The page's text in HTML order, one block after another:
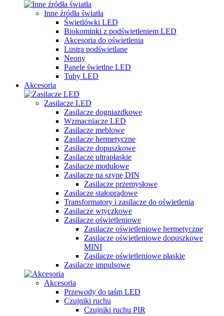
Inne źródła światła
Świetlówki LED
Biokominki z podświetleniem LED
Akcesoria do oświetlenia
Lustra podświetlane
Neony
Panele świetlne LED
Tuby LED
Akcesoria
Zasilacze LED
Zasilacze dogniazdkowe
Wzmacniacze LED
Zasilacze meblowe
Zasilacze hermetyczne
Zasilacze dopuszkowe
Zasilacze ultrapłaskie
Zasilacze modułowe
Zasilacze na szynę DIN
Zasilacze przemysłowe
Zasilacze stałoprądowe
Transformatory i zasilacze do oświetlenia
Zasilacze wtyczkowe
Zasilacze oświetleniowe
Zasilacze oświetleniowe hermetyczne
Zasilacze oświetleniowe dopuszkowe
MINI
Zasilacze oświetleniowe płaskie
Zasilacze impulsowe
Akcesoria
Przewody do taśm LED
Czujniki ruchu
Czujniki ruchu PIR